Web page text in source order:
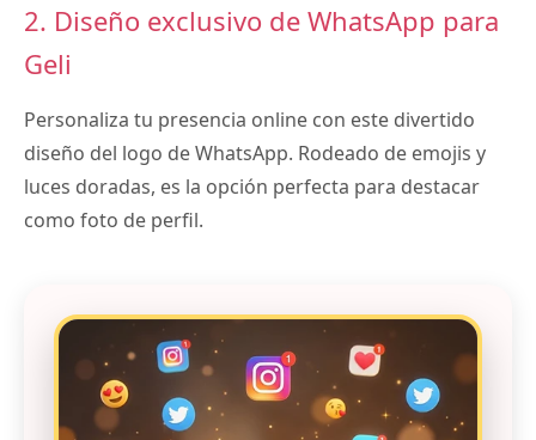
2. Diseño exclusivo de WhatsApp para
Geli
Personaliza tu presencia online con este divertido
diseño del logo de WhatsApp. Rodeado de emojis y
luces doradas, es la opción perfecta para destacar
como foto de perfil.